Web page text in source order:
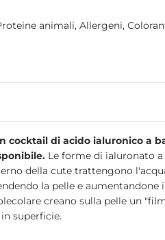
animali, Allergeni,
cocktail di acido ialuronico a
Le forme di ialuronato
della cute trattengono
la pelle e aumentandone
creano sulla pelle un
superficie.